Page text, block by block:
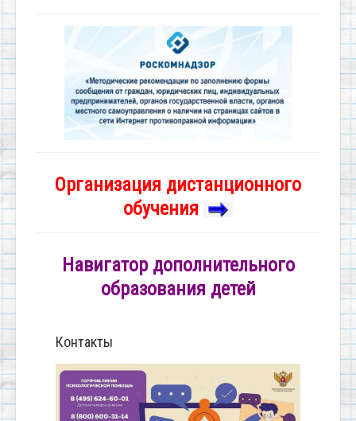
Организация дистанционного
обучения
Навигатор дополнительного
образования детей
Контакты